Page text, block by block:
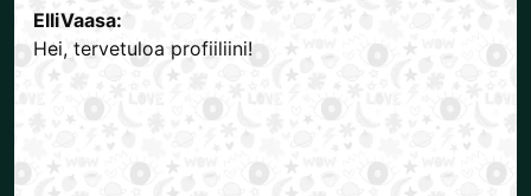
ElliVaasa:
Hei, tervetuloa profiiliini!